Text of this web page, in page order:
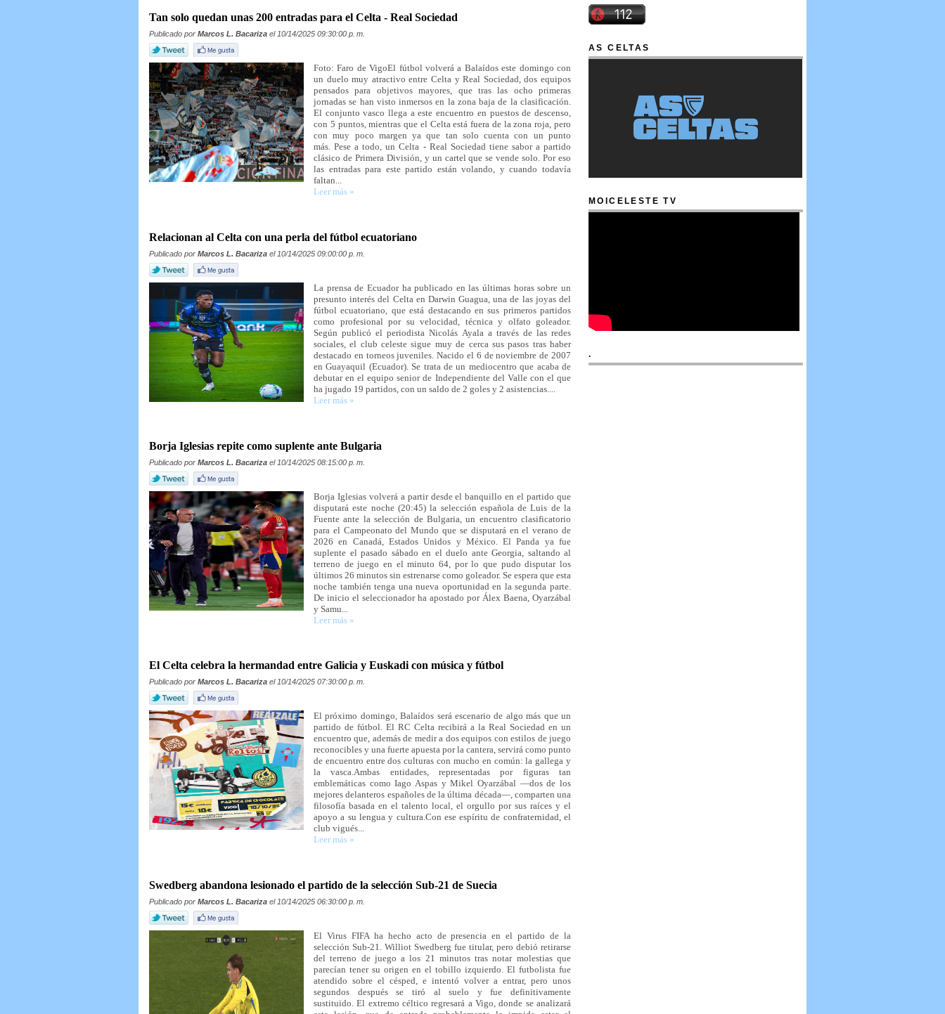
Tan solo quedan unas 200 entradas para el Celta - Real Sociedad
Publicado por Marcos L. Bacariza el 10/14/2025 09:30:00 p. m.
Foto: Faro de VigoEl fútbol volverá a Balaídos este domingo con
un duelo muy atractivo entre Celta y Real Sociedad, dos equipos
pensados para objetivos mayores, que tras las ocho primeras
jornadas se han visto inmersos en la zona baja de la clasificación.
El conjunto vasco llega a este encuentro en puestos de descenso,
con 5 puntos, mientras que el Celta está fuera de la zona roja, pero
con muy poco margen ya que tan solo cuenta con un punto
más. Pese a todo, un Celta - Real Sociedad tiene sabor a partido
clásico de Primera División, y un cartel que se vende solo. Por eso
las entradas para este partido están volando, y cuando todavía
faltan...
Leer más »
Relacionan al Celta con una perla del fútbol ecuatoriano
Publicado por Marcos L. Bacariza el 10/14/2025 09:00:00 p. m.
La prensa de Ecuador ha publicado en las últimas horas sobre un
presunto interés del Celta en Darwin Guagua, una de las joyas del
fútbol ecuatoriano, que está destacando en sus primeros partidos
como profesional por su velocidad, técnica y olfato goleador.
Según publicó el periodista Nicolás Ayala a través de las redes
sociales, el club celeste sigue muy de cerca sus pasos tras haber
destacado en torneos juveniles. Nacido el 6 de noviembre de 2007
en Guayaquil (Ecuador). Se trata de un mediocentro que acaba de
debutar en el equipo senior de Independiente del Valle con el que
ha jugado 19 partidos, con un saldo de 2 goles y 2 asistencias....
Leer más »
Borja Iglesias repite como suplente ante Bulgaria
Publicado por Marcos L. Bacariza el 10/14/2025 08:15:00 p. m.
Borja Iglesias volverá a partir desde el banquillo en el partido que
disputará este noche (20:45) la selección española de Luis de la
Fuente ante la selección de Bulgaria, un encuentro clasificatorio
para el Campeonato del Mundo que se disputará en el verano de
2026 en Canadá, Estados Unidos y México. El Panda ya fue
suplente el pasado sábado en el duelo ante Georgia, saltando al
terreno de juego en el minuto 64, por lo que pudo disputar los
últimos 26 minutos sin estrenarse como goleador. Se espera que esta
noche también tenga una nueva oportunidad en la segunda parte.
De inicio el seleccionador ha apostado por Álex Baena, Oyarzábal
y Samu...
Leer más »
El Celta celebra la hermandad entre Galicia y Euskadi con música y fútbol
Publicado por Marcos L. Bacariza el 10/14/2025 07:30:00 p. m.
El próximo domingo, Balaídos será escenario de algo más que un
partido de fútbol. El RC Celta recibirá a la Real Sociedad en un
encuentro que, además de medir a dos equipos con estilos de juego
reconocibles y una fuerte apuesta por la cantera, servirá como punto
de encuentro entre dos culturas con mucho en común: la gallega y
la vasca.Ambas entidades, representadas por figuras tan
emblemáticas como Iago Aspas y Mikel Oyarzábal —dos de los
mejores delanteros españoles de la última década—, comparten una
filosofía basada en el talento local, el orgullo por sus raíces y el
apoyo a su lengua y cultura.Con ese espíritu de confraternidad, el
club vigués...
Leer más »
Swedberg abandona lesionado el partido de la selección Sub-21 de Suecia
Publicado por Marcos L. Bacariza el 10/14/2025 06:30:00 p. m.
El Virus FIFA ha hecho acto de presencia en el partido de la
selección Sub-21. Williot Swedberg fue titular, pero debió retirarse
del terreno de juego a los 21 minutos tras notar molestias que
parecían tener su origen en el tobillo izquierdo. El futbolista fue
atendido sobre el césped, e intentó volver a entrar, pero unos
segundos después se tiró al suelo y fue definitivamente
sustituido. El extremo céltico regresará a Vigo, donde se analizará
AS CELTAS
MOICELESTE TV
.